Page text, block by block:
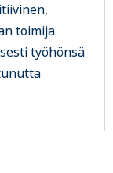
toimija.
työhönsä